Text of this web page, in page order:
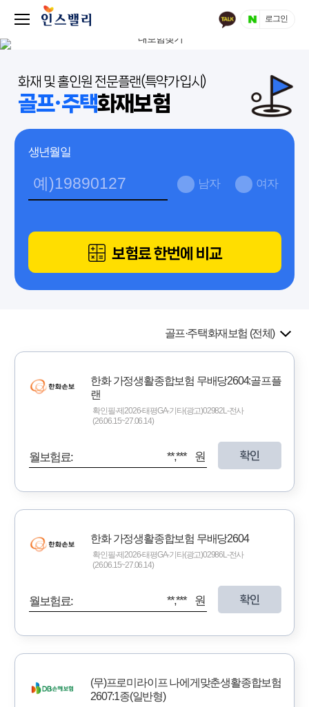
로그인
화재 및 홀인원 전문플랜(특약가입시)
골프·주택화재보험
생년월일
남자 여자
보험료 한번에 비교
골프·주택화재보험 (전체)
한화 가정생활종합보험 무배당2604:골프플
랜
확인필-제2026-태평GA-기타(광고)02982L-전사
(26.06.15~27.06.14)
월보험료: **,*** 원 확인
한화 가정생활종합보험 무배당2604
확인필-제2026-태평GA-기타(광고)02986L-전사
(26.06.15~27.06.14)
월보험료: **,*** 원 확인
(무)프로미라이프 나에게맞춘생활종합보험
2607:1종(일반형)